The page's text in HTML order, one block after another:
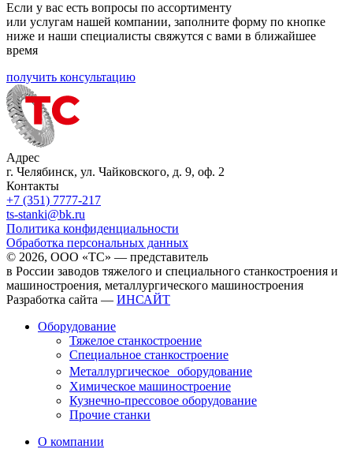
Если у вас есть вопросы по ассортименту
или услугам нашей компании, заполните форму по кнопке
ниже и наши специалисты свяжутся с вами в ближайшее
время
получить консультацию
Адрес
г. Челябинск, ул. Чайковского, д. 9, оф. 2
Контакты
+7 (351) 7777-217
ts-stanki@bk.ru
Политика конфиденциальности
Обработка персональных данных
© 2026, ООО «ТС» — представитель
в России заводов тяжелого и специального станкостроения и
машиностроения, металлургического машиностроения
Разработка сайта — ИНСАЙТ
Оборудование
Тяжелое станкостроение
Специальное станкостроение
Металлургическое оборудование
Химическое машиностроение
Кузнечно-прессовое оборудование
Прочие станки
О компании